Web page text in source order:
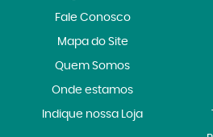
Fale Conosco
Mapa do Site
Quem Somos
Onde estamos
Indique nossa Loja